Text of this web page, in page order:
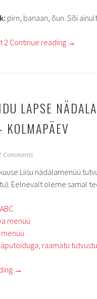
pirn, banaan, õun. Sõi
Continue reading →
LAPSE
Comments
Liisu nädalamenüü
Eelnevalt oleme samal
menüü
raamatu
→